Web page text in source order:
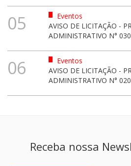
05
Eventos
AVISO DE LICITAÇÃO -
ADMINISTRATIVO N°
06
Eventos
AVISO DE LICITAÇÃO -
ADMINISTRATIVO N°
Receba nossa